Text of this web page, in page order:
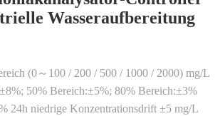
Wasseraufbereitung
(0～100 / 200 / 500 / 1000 / 2000) mg/L
50% Bereich:±5%; 80% Bereich:±3%
24h niedrige Konzentrationsdrift ±5 mg/L